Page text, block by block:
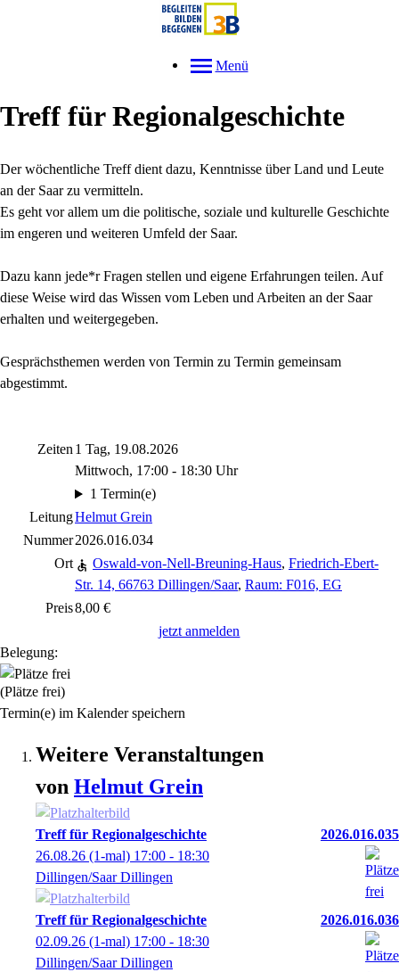
Menü
Treff für Regionalgeschichte
Der wöchentliche Treff dient dazu, Kenntnisse über Land und Leute
an der Saar zu vermitteln.
Es geht vor allem um die politische, soziale und kulturelle Geschichte
im engeren und weiteren Umfeld der Saar.
Dazu kann jede*r Fragen stellen und eigene Erfahrungen teilen. Auf
diese Weise wird das Wissen vom Leben und Arbeiten an der Saar
erhalten und weitergegeben.
Gesprächsthemen werden von Termin zu Termin gemeinsam
abgestimmt.
Zeiten 1 Tag, 19.08.2026
Mittwoch, 17:00 - 18:30 Uhr
1 Termin(e)
LeitungHelmut Grein
Nummer2026.016.034
Ort
Oswald-von-Nell-Breuning-Haus, Friedrich-Ebert-
Str. 14, 66763 Dillingen/Saar, Raum: F016, EG
Preis8,00 €
jetzt anmelden
Belegung:
(Plätze frei)
Termin(e) im Kalender speichern
Weitere Veranstaltungen
von Helmut Grein
Treff für Regionalgeschichte
2026.016.035
26.08.26 (1-mal) 17:00 - 18:30
Dillingen/Saar Dillingen
Treff für Regionalgeschichte
2026.016.036
02.09.26 (1-mal) 17:00 - 18:30
Dillingen/Saar Dillingen